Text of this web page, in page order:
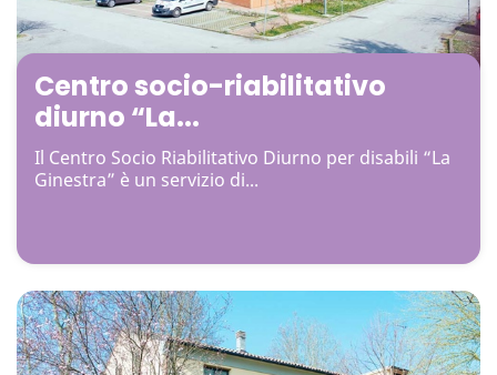
Centro socio-riabilitativo
diurno “La...
Il Centro Socio Riabilitativo Diurno per disabili “La
Ginestra” è un servizio di...